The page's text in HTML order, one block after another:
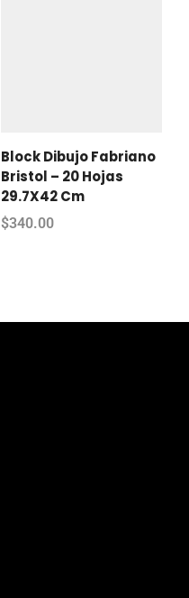
Block Dibujo Fabriano
Bristol – 20 Hojas
29.7X42 Cm
$340.00